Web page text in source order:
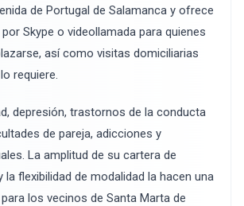
de Portugal de Salamanca y ofrece
Skype o videollamada para quienes
así como visitas domiciliarias
requiere.
depresión, trastornos de la conducta
de pareja, adicciones y
La amplitud de su cartera de
la flexibilidad de modalidad la hacen una
los vecinos de Santa Marta de